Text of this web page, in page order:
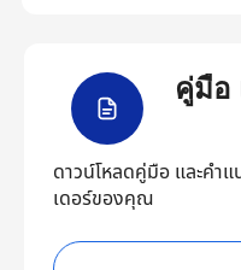
คู่มือ
ดาวน์โหลดคู่มือ และคำ
เดอร์ของคุณ